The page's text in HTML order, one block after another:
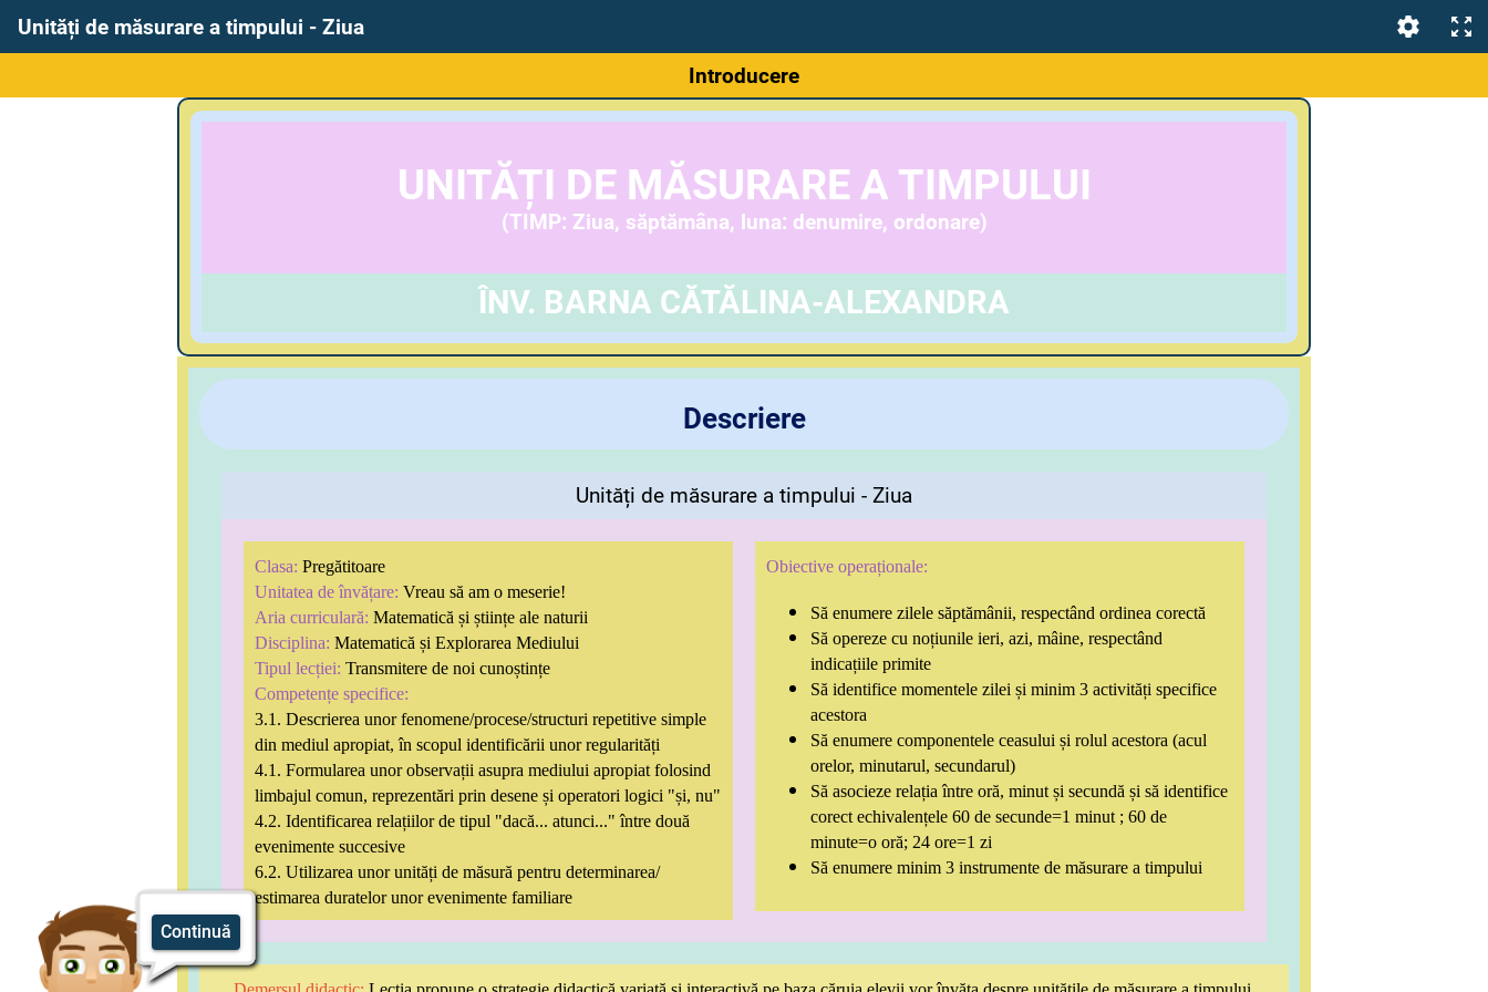
Continuă
Unități de măsurare a timpului - Ziua
Introducere
UNITĂȚI DE MĂSURARE A TIMPULUI
(TIMP: Ziua, săptămâna, luna: denumire, ordonare)
ÎNV. BARNA CĂTĂLINA-ALEXANDRA
Descriere
Unități de măsurare a timpului - Ziua
Clasa: Pregătitoare
Unitatea de învățare: Vreau să am o meserie!
Aria curriculară: Matematică și științe ale naturii
Disciplina: Matematică și Explorarea Mediului
Tipul lecției: Transmitere de noi cunoștințe
Competențe specifice:
3.1. Descrierea unor fenomene/procese/structuri repetitive simple
din mediul apropiat, în scopul identificării unor regularități
4.1. Formularea unor observații asupra mediului apropiat folosind
limbajul comun, reprezentări prin desene și operatori logici "și, nu"
4.2. Identificarea relațiilor de tipul "dacă... atunci..." între două
evenimente succesive
6.2. Utilizarea unor unități de măsură pentru determinarea/
estimarea duratelor unor evenimente familiare
Obiective operaționale:
Să enumere zilele săptămânii, respectând ordinea corectă
Să opereze cu noțiunile ieri, azi, mâine, respectând
indicațiile primite
Să identifice momentele zilei și minim 3 activități specifice
acestora
Să enumere componentele ceasului și rolul acestora (acul
orelor, minutarul, secundarul)
Să asocieze relația între oră, minut și secundă și să identifice
corect echivalențele 60 de secunde=1 minut ; 60 de
minute=o oră; 24 ore=1 zi
Să enumere minim 3 instrumente de măsurare a timpului